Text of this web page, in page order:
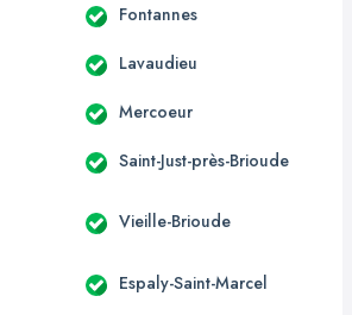
Fontannes
Lavaudieu
Mercoeur
Saint-Just-près-Brioude
Vieille-Brioude
Espaly-Saint-Marcel